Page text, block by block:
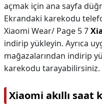
açmak için ana sayfa
Ekrandaki karekodu
Xiaomi Wear/ Page 5 7
indirip yükleyin. Ayrıca
mağazalarından indirip
karekodu tarayabilirsiniz.
Xiaomi akıllı saat